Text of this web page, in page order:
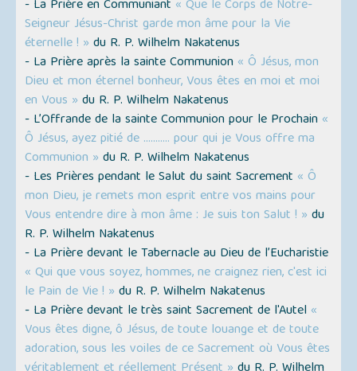
- La Prière en Communiant « Que le Corps de Notre-
Seigneur Jésus-Christ garde mon âme pour la Vie
éternelle ! » du R. P. Wilhelm Nakatenus
- La Prière après la sainte Communion « Ô Jésus, mon
Dieu et mon éternel bonheur, Vous êtes en moi et moi
en Vous » du R. P. Wilhelm Nakatenus
- L’Offrande de la sainte Communion pour le Prochain «
Ô Jésus, ayez pitié de ........... pour qui je Vous offre ma
Communion » du R. P. Wilhelm Nakatenus
- Les Prières pendant le Salut du saint Sacrement « Ô
mon Dieu, je remets mon esprit entre vos mains pour
Vous entendre dire à mon âme : Je suis ton Salut ! » du
R. P. Wilhelm Nakatenus
- La Prière devant le Tabernacle au Dieu de l’Eucharistie
« Qui que vous soyez, hommes, ne craignez rien, c'est ici
le Pain de Vie ! » du R. P. Wilhelm Nakatenus
- La Prière devant le très saint Sacrement de l'Autel «
Vous êtes digne, ô Jésus, de toute louange et de toute
adoration, sous les voiles de ce Sacrement où Vous êtes